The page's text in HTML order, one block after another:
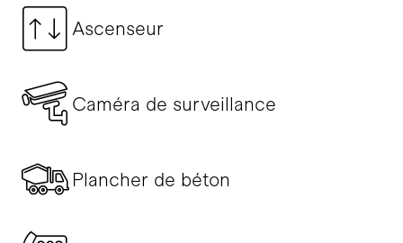
Ascenseur
Caméra de surveillance
Plancher de béton